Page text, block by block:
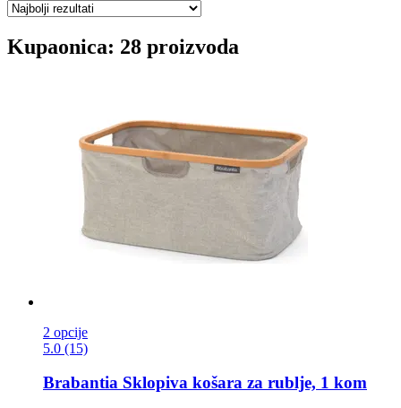
Kupaonica: 28 proizvoda
2 opcije
5.0 (15)
Brabantia Sklopiva košara za rublje, 1 kom